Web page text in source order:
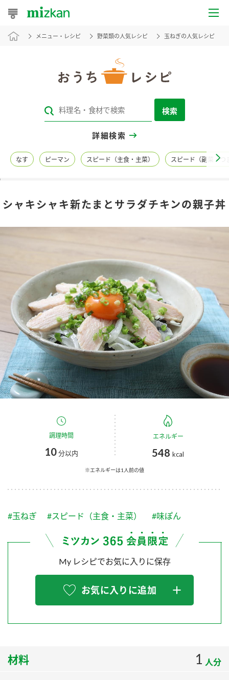
おうちレシピ
レシピカテゴリ一覧
レシピ名特集
商品情報
酢 調味酢
お酢ドリンク ぽん酢
みりん風・料理酒 鍋用調味料
つゆ たれ
スープ 中華
ふりかけ おすしの素
炊き込みご飯の素 米飯用調味液
キャンペーン情報
ブランド・スペシャルサイト
ブランド・スペシャルサイト トップ
商品ブランドサイト
Fibee（ファイビー）
くらしプラ酢
お酢ドリンク
つゆ
鍋なび
PIN印
スペシャルサイト
お酢を知ろう！
ぽん酢サワー
企業情報
国内事業概要
企業理念
ミツカンの歴史
ミツカンを知る
環境への取り組み
ZENB initiative
MIM（ミツカンミュージアム）
各部門が大切にしていること
販売終了製品のご案内
よくあるご質問
地図から取り扱い店舗を探す
メニュー・レシピ 野菜類の人気レシピ 玉ねぎの人気レシピ
検索
詳細検索
なす ピーマン スピード（主食・主菜） スピード（副菜・つ
シャキシャキ新たまとサラダチキンの親子丼
調理時間
10分以内
エネルギー
548 kcal
※エネルギーは1人前の値
#玉ねぎ #スピード（主食・主菜） #味ぽん
My レシピでお気に入りに保存
お気に入りに追加
材料 1 人分